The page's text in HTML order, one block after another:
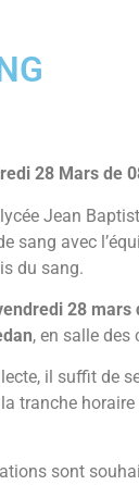
28 Mars de
Jean
sang avec
du sang.
28 mars
, en salle des
il suffit de
tranche
sont